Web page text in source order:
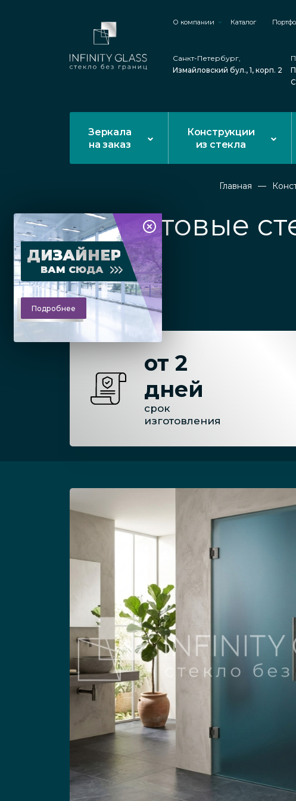
О компании Каталог
Санкт-Петербург,
Измайловский бул., 1, корп. 2
Зеркала
на заказ
Конструкции
из стекла
Главная
Матовые
ДИЗАЙНЕР
ВАМ СЮДА
Подробнее
от 2
дней
срок
изготовления